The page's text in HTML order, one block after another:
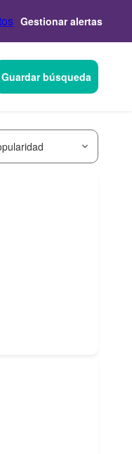
Gestionar alertas
Guardar búsqueda